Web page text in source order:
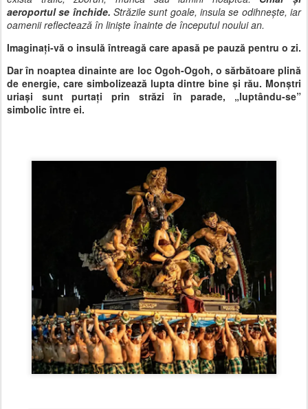
aeroportul se închide. Străzile sunt goale, insula se odihnește, iar
oamenii reflectează în liniște înainte de începutul noului an.
Imaginați-vă o insulă întreagă care apasă pe pauză pentru o zi.
Dar în noaptea dinainte are loc Ogoh-Ogoh, o sărbătoare plină
de energie, care simbolizează lupta dintre bine și rău. Monștri
uriași sunt purtați prin străzi în parade, „luptându-se”
simbolic între ei.